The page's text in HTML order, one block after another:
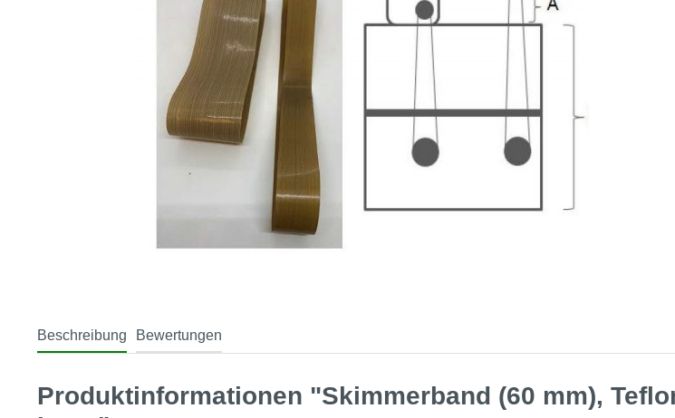
Beschreibung Bewertungen
Produktinformationen "Skimmerband (60 mm),